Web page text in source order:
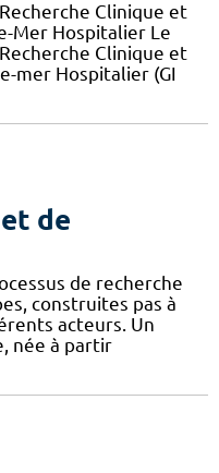
Clinique et
Mer Hospitalier Le
Clinique et
mer Hospitalier (GI
de
de recherche
construites pas à
acteurs. Un
née à partir